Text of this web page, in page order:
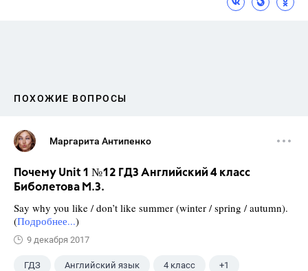
ПОХОЖИЕ ВОПРОСЫ
Маргарита Антипенко
Почему Unit 1 №12 ГДЗ Английский 4 класс
Биболетова М.З.
Say why you like / don’t like summer (winter / spring / autumn).
(Подробнее...)
9 декабря 2017
ГДЗ Английский язык 4 класс +1